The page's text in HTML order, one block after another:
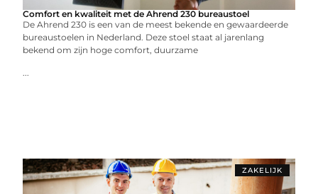
Comfort en kwaliteit met de Ahrend 230 bureaustoel
De Ahrend 230 is een van de meest bekende en gewaardeerde
bureaustoelen in Nederland. Deze stoel staat al jarenlang
bekend om zijn hoge comfort, duurzame
...
ZAKELIJK